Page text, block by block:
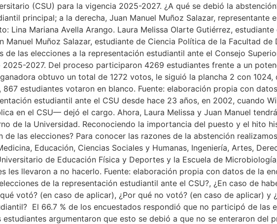
(CSU) para la vigencia 2025-2027. ¿A qué se debió la
principal; a la derecha, Juan Manuel Muñoz Salazar, representante
Lina Mariana Avella Arango. Laura Melissa Olarte Gutiérrez,
Manuel Muñoz Salazar, estudiante de Ciencia Política de la Facultad de
las elecciones a la representación estudiantil ante el Consejo
2027. Del proceso participaron 4269 estudiantes frente a un
obtuvo un total de 1272 votos, le siguió la plancha 2 con
estudiantes votaron en blanco. Fuente: elaboración propia con
estudiantil ante el CSU desde hace 23 años, en 2002, cuando
en el CSU— dejó el cargo. Ahora, Laura Melissa y Juan Manuel
de la Universidad. Reconociendo la importancia del puesto y el hito
las elecciones? Para conocer las razones de la abstención
Educación, Ciencias Sociales y Humanas, Ingeniería, Artes,
de Educación Física y Deportes y la Escuela de
les llevaron a no hacerlo. Fuente: elaboración propia con datos de la
de la representación estudiantil ante el CSU?, ¿En caso de
votó? (en caso de aplicar), ¿Por qué no votó? (en caso de aplicar) y
El 66.7 % de los encuestados respondió que no participó de las
argumentaron que esto se debió a que no se enteraron del